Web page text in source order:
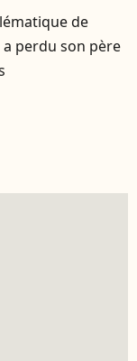
de
perdu son père